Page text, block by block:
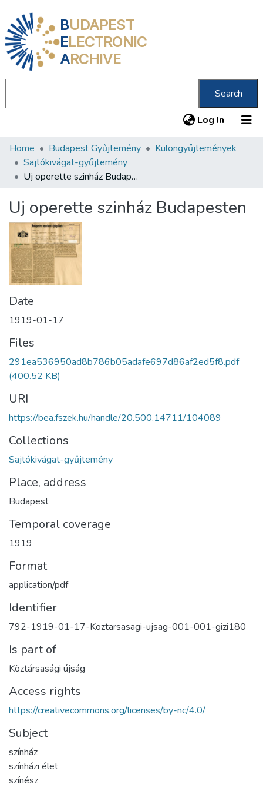
BUDAPEST
ELECTRONIC
ARCHIVE
Search
Log In (current)
Communities & Collections
All of DSpace
About us
Home Budapest Gyűjtemény
Különgyűjtemények
Sajtókivágat-gyűjtemény
Uj operette szinház Budapesten
Uj operette szinház Budapesten
Date
1919-01-17
Files
291ea536950ad8b786b05adafe697d86af2ed5f8.pdf
(400.52 KB)
URI
https://bea.fszek.hu/handle/20.500.14711/104089
Collections
Sajtókivágat-gyűjtemény
Place, address
Budapest
Temporal coverage
1919
Format
application/pdf
Identifier
792-1919-01-17-Koztarsasagi-ujsag-001-001-gizi180
Is part of
Köztársasági újság
Access rights
https://creativecommons.org/licenses/by-nc/4.0/
Subject
színház
színházi élet
színész